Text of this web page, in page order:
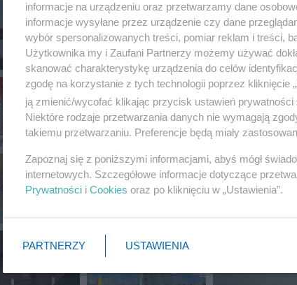
informacje na urządzeniu oraz przetwarzamy dane
informacje wysyłane przez urządzenie czy dane
wybór spersonalizowanych treści, pomiar reklam i treści,
Użytkownika my i Zaufani Partnerzy możemy używać
skanować charakterystykę urządzenia do celów
zgodę na korzystanie z tych technologii poprzez kliknięcie
ją zmienić/wycofać klikając przycisk ustawień
Niektóre rodzaje przetwarzania danych nie wymagają
takiemu przetwarzaniu. Preferencje będą miały
Zapoznaj się z poniższymi informacjami, abyś mógł
internetowych. Szczegółowe informacje dotyczące
Prywatności i Cookies oraz po kliknięciu w „Ustawienia”.
PARTNERZY USTAWIENIA